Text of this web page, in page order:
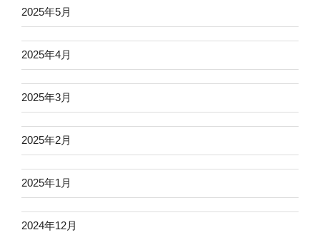
2025年5月
2025年4月
2025年3月
2025年2月
2025年1月
2024年12月